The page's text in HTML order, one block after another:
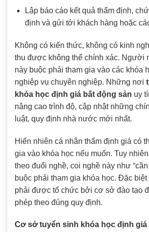
Lập báo cáo kết quả thẩm định,
định và gửi tới khách hàng hoặc
Không có kiến thức, không có kinh
thu được không thể chính xác. Người
này buộc phải tham gia vào các khóa
nghiệp vụ chuyên nghiệp. Những nơi
khóa học định giá bất động sản uy
nâng cao trình độ, cập nhật những
luật, quy định nhà nước mới nhất.
Hiển nhiên cá nhân thẩm định giá có
gia vào khóa học nếu muốn. Tuy
theo đuổi nghề, coi nghề này như
buộc phải tham gia khóa học. Đặc biệt
phải được tổ chức bởi cơ sở đào tạo
phép theo đúng quy định.
Cơ sở tuyển sinh khóa học định giá